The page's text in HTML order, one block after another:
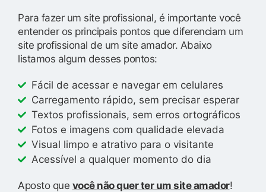
Para fazer um site profissional, é importante você
entender os principais pontos que diferenciam um
site profissional de um site amador. Abaixo
listamos algum desses pontos:
Fácil de acessar e navegar em celulares
Carregamento rápido, sem precisar esperar
Textos profissionais, sem erros ortográficos
Fotos e imagens com qualidade elevada
Visual limpo e atrativo para o visitante
Acessível a qualquer momento do dia
Aposto que você não quer ter um site amador!